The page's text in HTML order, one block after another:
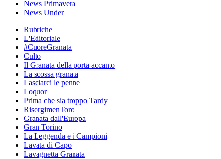
News Primavera
News Under
Rubriche
L'Editoriale
#CuoreGranata
Culto
Il Granata della porta accanto
La scossa granata
Lasciarci le penne
Loquor
Prima che sia troppo Tardy
RisorgimenToro
Granata dall'Europa
Gran Torino
La Leggenda e i Campioni
Lavata di Capo
Lavagnetta Granata